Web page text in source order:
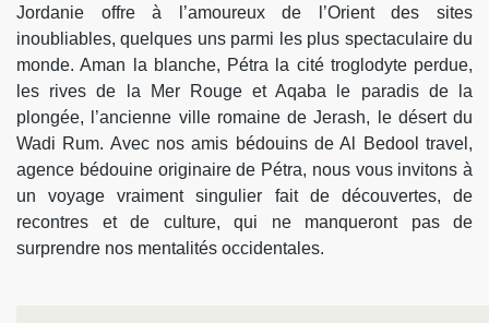
Jordanie offre à l’amoureux de l’Orient des sites
inoubliables, quelques uns parmi les plus spectaculaire du
monde. Aman la blanche, Pétra la cité troglodyte perdue,
les rives de la Mer Rouge et Aqaba le paradis de la
plongée, l’ancienne ville romaine de Jerash, le désert du
Wadi Rum. Avec nos amis bédouins de Al Bedool travel,
agence bédouine originaire de Pétra, nous vous invitons à
un voyage vraiment singulier fait de découvertes, de
recontres et de culture, qui ne manqueront pas de
surprendre nos mentalités occidentales.